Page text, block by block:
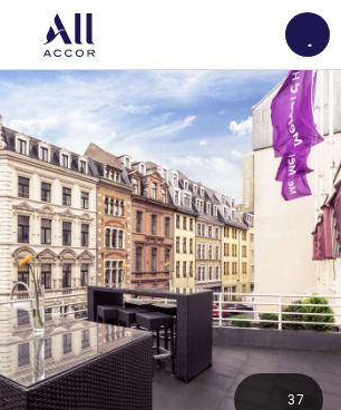
37